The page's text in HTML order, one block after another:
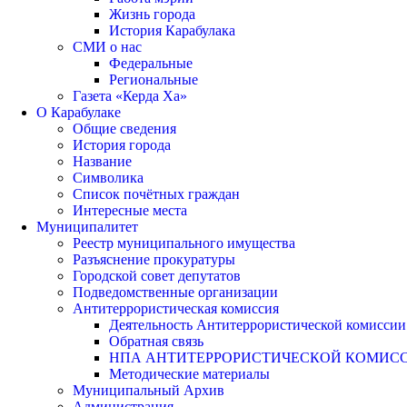
Жизнь города
История Карабулака
СМИ о нас
Федеральные
Региональные
Газета «Керда Ха»
О Карабулаке
Общие сведения
История города
Название
Символика
Список почётных граждан
Интересные места
Муниципалитет
Реестр муниципального имущества
Разъяснение прокуратуры
Городской совет депутатов
Подведомственные организации
Антитеррористическая комиссия
Деятельность Антитеррористической комиссии
Обратная связь
НПА АНТИТЕРРОРИСТИЧЕСКОЙ
Методические материалы
Муниципальный Архив